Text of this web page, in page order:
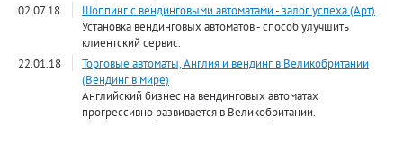
02.07.18
Шоппинг с вендинговыми автоматами - залог успеха (Арт)
Установка вендинговых автоматов - способ улучшить
клиентский сервис.
22.01.18
Торговые автоматы, Англия и вендинг в Великобритании
(Вендинг в мире)
Английский бизнес на вендинговых автоматах
прогрессивно развивается в Великобритании.